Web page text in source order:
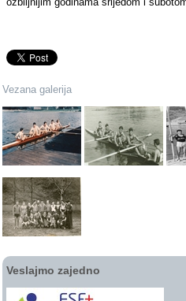
Vezana galerija
Veslajmo zajedno